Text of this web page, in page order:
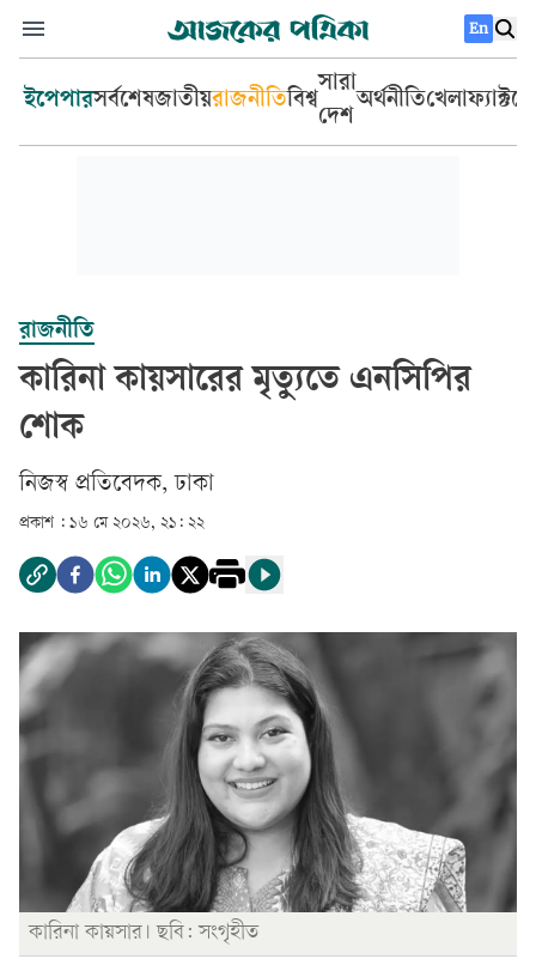
En
ইপেপারসর্বশেষজাতীয়রাজনীতিবিশ্ব
সারা
দেশ
অর্থনীতিখেলা
রাজনীতি
কারিনা কায়সারের মৃত্যুতে এনসিপির
শোক
‎নিজস্ব প্রতিবেদক, ঢাকা‎
প্রকাশ : ১৬ মে ২০২৬, ২১: ২২
কারিনা কায়সার। ছবি: সংগৃহীত